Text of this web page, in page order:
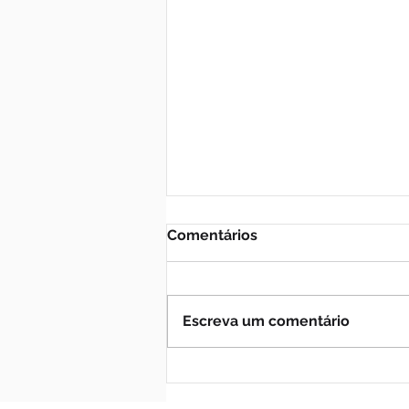
Comentários
Escreva um comentário